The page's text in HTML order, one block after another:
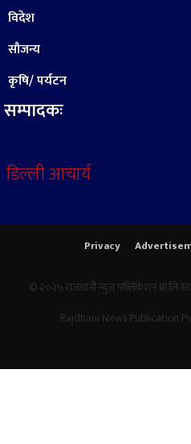
विदेश
सौजन्य
कृषि/ पर्यटन
सम्पादकः
डिल्ली आचार्य
Privacy
© २०२५ राजधानी न्युज पब्लिकेशन प्रा.लि
Rajdhani News Publication